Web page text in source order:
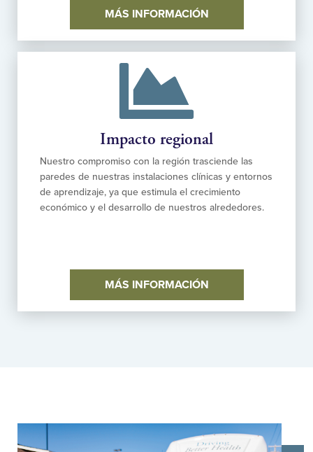
MÁS INFORMACIÓN
Impacto regional
Nuestro compromiso con la región trasciende las
paredes de nuestras instalaciones clínicas y entornos
de aprendizaje, ya que estimula el crecimiento
económico y el desarrollo de nuestros alrededores.
MÁS INFORMACIÓN